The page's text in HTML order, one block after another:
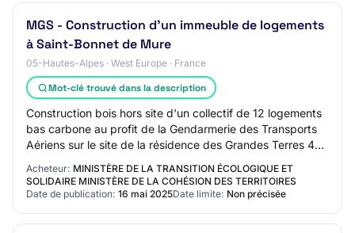
MGS - Construction d'un immeuble de logements
à Saint-Bonnet de Mure
05-Hautes-Alpes · West Europe · France
Mot-clé trouvé dans la description
Construction bois hors site d'un collectif de 12 logements
bas carbone au profit de la Gendarmerie des Transports
Aériens sur le site de la résidence des Grandes Terres 4
rue de Luyzine à Saint-Bonne…
Acheteur: MINISTÈRE DE LA TRANSITION ÉCOLOGIQUE ET
SOLIDAIRE MINISTÈRE DE LA COHÉSION DES TERRITOIRES
Date de publication: 16 mai 2025Date limite: Non précisée